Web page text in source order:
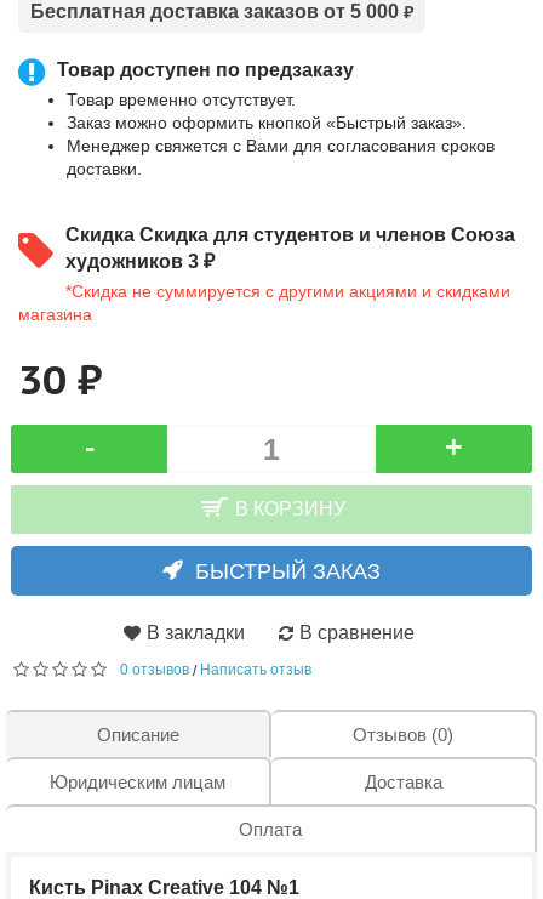
Бесплатная доставка заказов от 5 000 ₽
Товар доступен по предзаказу
Товар временно отсутствует.
Заказ можно оформить кнопкой «Быстрый заказ».
Менеджер свяжется с Вами для согласования сроков
доставки.
Скидка Скидка для студентов и членов Союза
художников 3 ₽
*Скидка не суммируется с другими акциями и скидками
магазина
30 ₽
- +
В КОРЗИНУ
БЫСТРЫЙ ЗАКАЗ
В закладки В сравнение
0 отзывов / Написать отзыв
Описание Отзывов (0)
Юридическим лицам Доставка
Оплата
Кисть Pinax Creative 104 №1